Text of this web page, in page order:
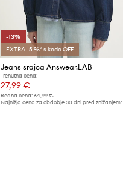
-13%
EXTRA -5 %* s kodo OFF
Jeans srajca Answear.LAB
Trenutna cena:
27,99 €
Redna cena:64,99 €
Najnižja cena za obdobje 30 dni pred znižanjem: